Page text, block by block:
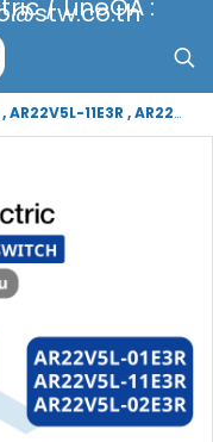
/ LineOA :
11E3R , AR22V5L-02E3R